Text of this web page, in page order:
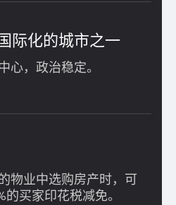
际化的城市之一
心，政治稳定。
物业中选购房产时，可
的买家印花税减免。